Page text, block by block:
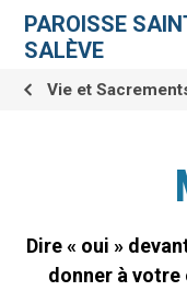
contenu.
navigation
personnelsPAROISSE
SALÈVE
Vie et
Dire « oui »
donner à votre